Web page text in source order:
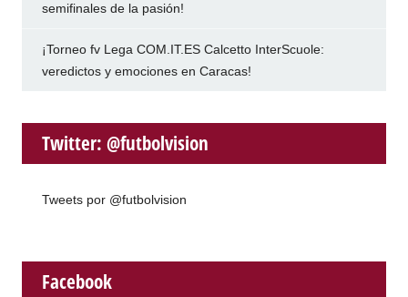
semifinales de la pasión!
¡Torneo fv Lega COM.IT.ES Calcetto InterScuole:
veredictos y emociones en Caracas!
Twitter: @futbolvision
Tweets por @futbolvision
Facebook